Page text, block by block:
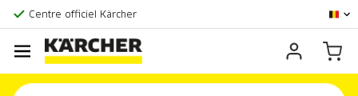
Centre officiel Kärcher
Score client:9,3/10